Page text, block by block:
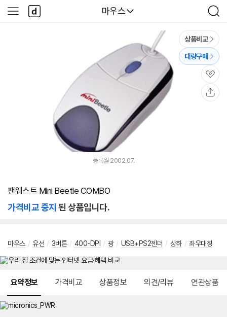
다나와
마우스
검
색
사
이
다
나
와
상품비교
대량구매
관
심
등록월 2002.07.
팬웨스트 Mini Beetle COMBO
가격비교 중지 된 상품입니다.
마우스 / 유선 / 3버튼 / 400-DPI / 광 / USB+PS2젠더 / 상하 / 좌우대칭
요약정보 가격비교 상품정보 의견/리뷰 연관상품